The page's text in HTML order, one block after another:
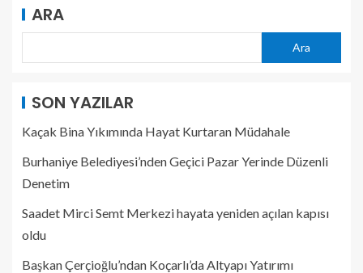
ARA
Ara
SON YAZILAR
Kaçak Bina Yıkımında Hayat Kurtaran Müdahale
Burhaniye Belediyesi’nden Geçici Pazar Yerinde Düzenli
Denetim
Saadet Mirci Semt Merkezi hayata yeniden açılan kapısı
oldu
Başkan Çerçioğlu’ndan Koçarlı’da Altyapı Yatırımı